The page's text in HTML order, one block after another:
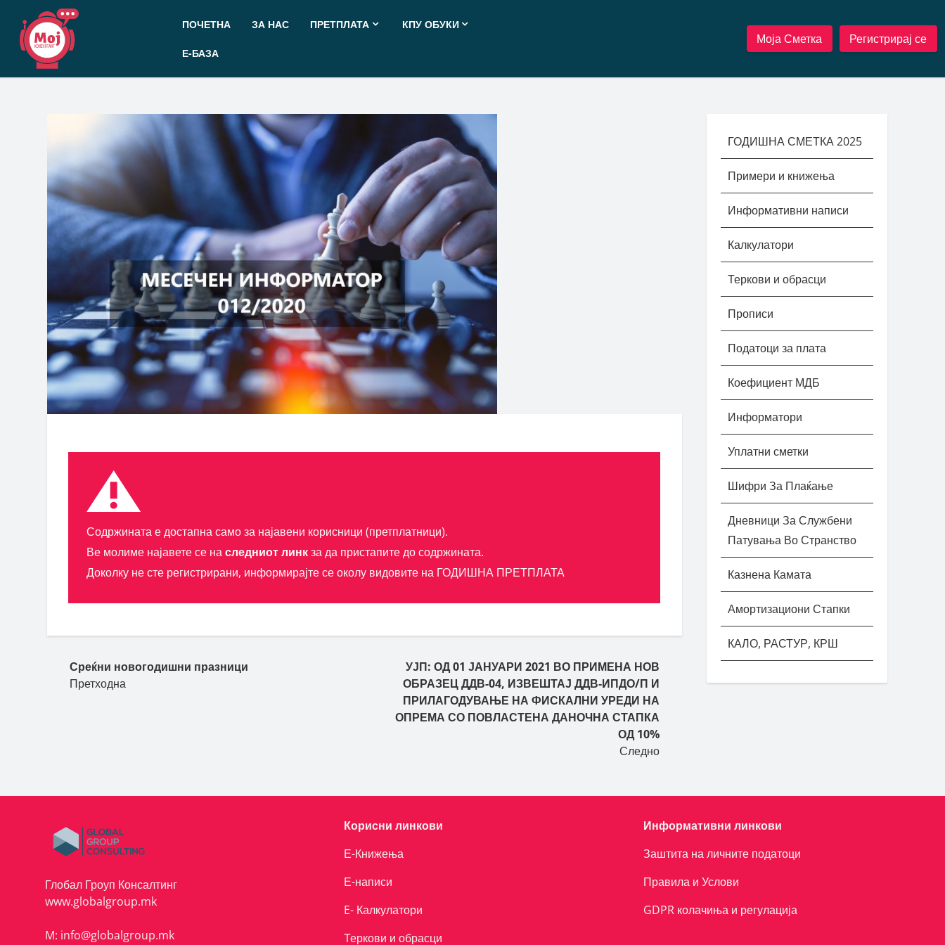
Прескокнете
содржината
ПОЧЕТНА ЗА НАС ПРЕТПЛАТА КПУ ОБУКИ
Е-БАЗА
Моја Сметка Регистрирај се
Содржината е достапна само за најавени корисници (претплатници).
Ве молиме најавете се наследниот линкза да пристапите до содржината.
Доколку не сте регистрирани, информирајте се околу видовите на ГОДИШНА ПРЕТПЛАТА
Среќни новогодишни празници
Претходна
УЈП: ОД 01 ЈАНУАРИ 2021 ВО ПРИМЕНА НОВ
ОБРАЗЕЦ ДДВ-04, ИЗВЕШТАЈ ДДВ-ИПДО/П И
ПРИЛАГОДУВАЊЕ НА ФИСКАЛНИ УРЕДИ НА
ОПРЕМА СО ПОВЛАСТЕНА ДАНОЧНА СТАПКА
ОД 10%
Следно
ГОДИШНА СМЕТКА 2025
Примери и книжења
Информативни написи
Калкулатори
Теркови и обрасци
Прописи
Податоци за плата
Коефициент МДБ
Информатори
Уплатни сметки
Шифри За Плаќање
Дневници За Службени
Патувања Во Странство
Казнена Камата
Амортизациони Стапки
КАЛО, РАСТУР, КРШ
Глобал Гроуп Консалтинг
www.globalgroup.mk
M: info@globalgroup.mk
Корисни линкови
Е-Книжења
Е-написи
E- Калкулатори
Теркови и обрасци
Информативни линкови
Заштита на личните податоци
Правила и Услови
GDPR колачиња и регулација